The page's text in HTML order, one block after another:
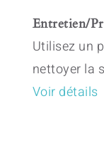
Entretien/
Utilisez un
nettoyer la
Voir détails